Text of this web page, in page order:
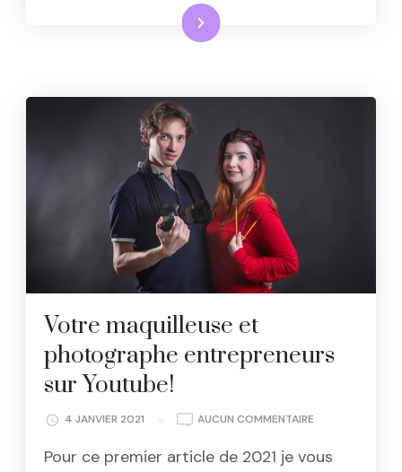
Lire la suite
Votre maquilleuse et
photographe entrepreneurs
sur Youtube!
4 JANVIER 2021 AUCUN COMMENTAIRE
ET
Pour ce premier article de 2021 je vous